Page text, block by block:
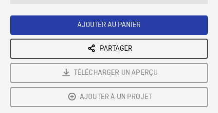
AJOUTER AU PANIER
PARTAGER
TÉLÉCHARGER UN APERÇU
AJOUTER À UN PROJET